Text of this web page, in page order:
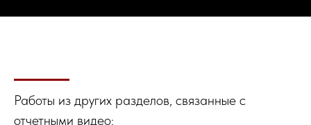
Работы из других разделов, связанные с
отчетными видео: